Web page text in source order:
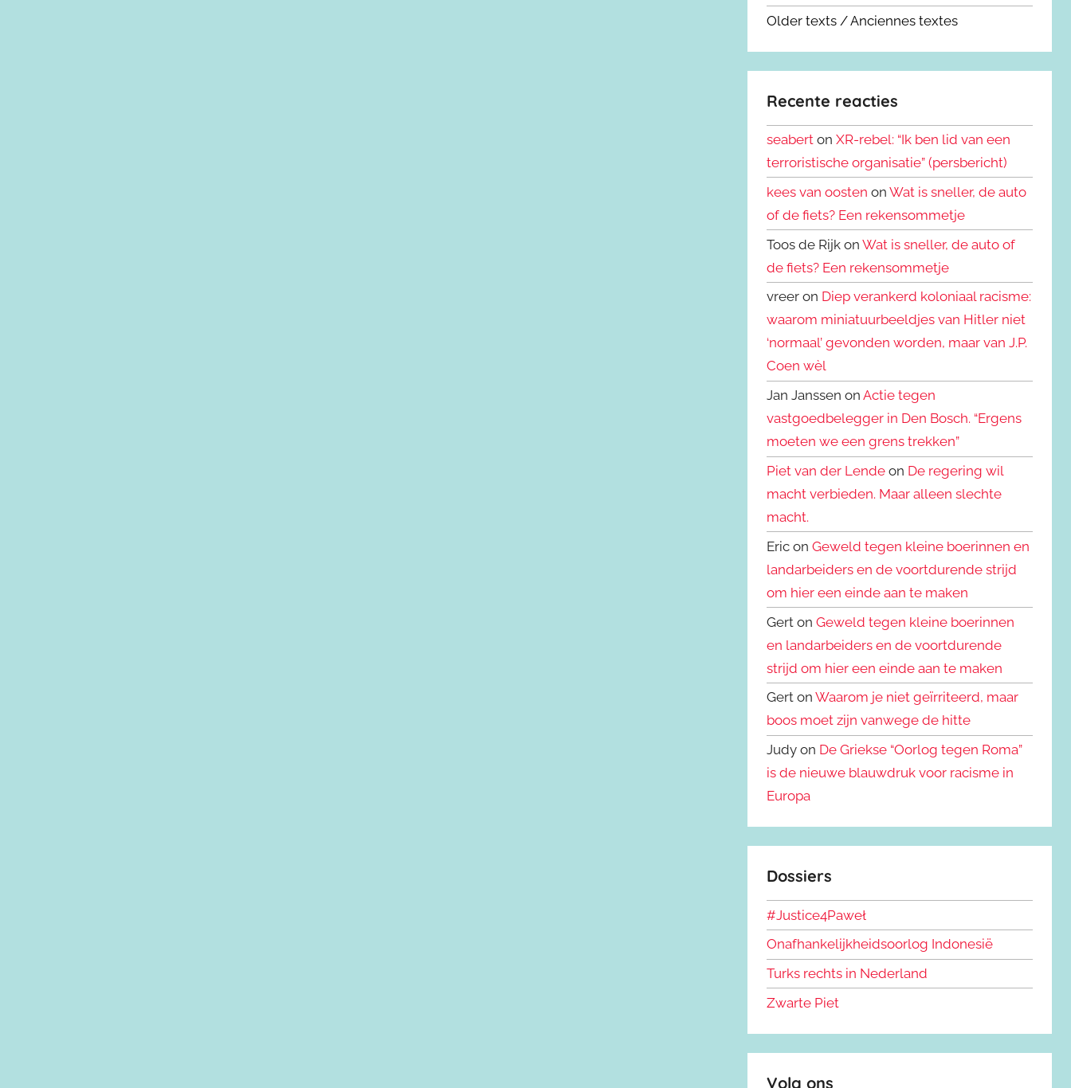
Older texts / Anciennes textes
Recente reacties
seabert onXR-rebel: “Ik ben lid van een
terroristische organisatie” (persbericht)
kees van oosten onWat is sneller, de auto
of de fiets? Een rekensommetje
Toos de Rijk onWat is sneller, de auto of
de fiets? Een rekensommetje
vreer on Diep verankerd koloniaal racisme:
waarom miniatuurbeeldjes van Hitler niet
‘normaal’ gevonden worden, maar van J.P.
Coen wèl
Jan Janssen onActie tegen
vastgoedbelegger in Den Bosch. “Ergens
moeten we een grens trekken”
Piet van der Lende on De regering wil
macht verbieden. Maar alleen slechte
macht.
Eric onGeweld tegen kleine boerinnen en
landarbeiders en de voortdurende strijd
om hier een einde aan te maken
Gert onGeweld tegen kleine boerinnen
en landarbeiders en de voortdurende
strijd om hier een einde aan te maken
Gert onWaarom je niet geïrriteerd, maar
boos moet zijn vanwege de hitte
Judy on De Griekse “Oorlog tegen Roma”
is de nieuwe blauwdruk voor racisme in
Europa
Dossiers
#Justice4Paweł
Onafhankelijkheidsoorlog Indonesië
Turks rechts in Nederland
Zwarte Piet
Volg ons